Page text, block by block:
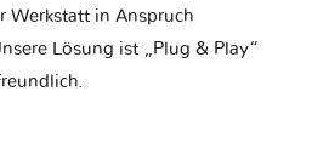
Werkstatt in Anspruch
Lösung ist „Plug & Play“